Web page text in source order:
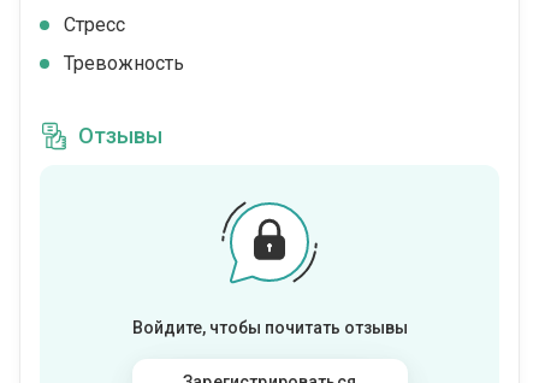
Стресс
Тревожность
Отзывы
Войдите, чтобы почитать отзывы